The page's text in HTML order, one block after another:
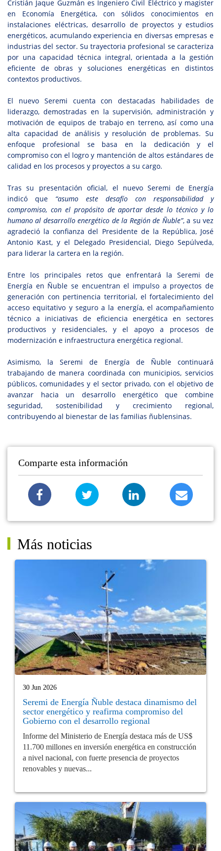
Cristián Jaque Guzmán es Ingeniero Civil Eléctrico y magister
en Economía Energética, con sólidos conocimientos en
instalaciones eléctricas, desarrollo de proyectos y estudios
energéticos, acumulando experiencia en diversas empresas e
industrias del sector. Su trayectoria profesional se caracteriza
por una capacidad técnica integral, orientada a la gestión
eficiente de obras y soluciones energéticas en distintos
contextos productivos.
El nuevo Seremi cuenta con destacadas habilidades de
liderazgo, demostradas en la supervisión, administración y
motivación de equipos de trabajo en terreno, así como una
alta capacidad de análisis y resolución de problemas. Su
enfoque profesional se basa en la dedicación y el
compromiso con el logro y mantención de altos estándares de
calidad en los procesos y proyectos a su cargo.
Tras su presentación oficial, el nuevo Seremi de Energía
indicó que “asumo este desafío con responsabilidad y
compromiso, con el propósito de aportar desde lo técnico y lo
humano al desarrollo energético de la Región de Ñuble”, a su vez
agradeció la confianza del Presidente de la República, José
Antonio Kast, y el Delegado Presidencial, Diego Sepúlveda,
para liderar la cartera en la región.
Entre los principales retos que enfrentará la Seremi de
Energía en Ñuble se encuentran el impulso a proyectos de
generación con pertinencia territorial, el fortalecimiento del
acceso equitativo y seguro a la energía, el acompañamiento
técnico a iniciativas de eficiencia energética en sectores
productivos y residenciales, y el apoyo a procesos de
modernización e infraestructura energética regional.
Asimismo, la Seremi de Energía de Ñuble continuará
trabajando de manera coordinada con municipios, servicios
públicos, comunidades y el sector privado, con el objetivo de
avanzar hacia un desarrollo energético que combine
seguridad, sostenibilidad y crecimiento regional,
contribuyendo al bienestar de las familias ñublensinas.
Comparte esta información
Más noticias
30 Jun 2026
Seremi de Energía Ñuble destaca dinamismo del
sector energético y reafirma compromiso del
Gobierno con el desarrollo regional
Informe del Ministerio de Energía destaca más de US$
11.700 millones en inversión energética en construcción
a nivel nacional, con fuerte presencia de proyectos
renovables y nuevas...